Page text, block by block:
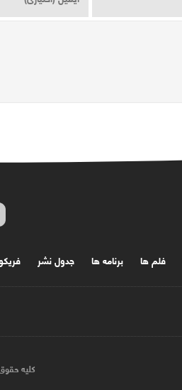
فلم ها برنامه ها جدول نشر
کلیه